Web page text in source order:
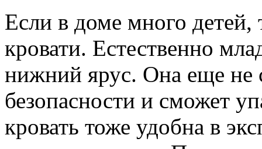
Если в доме много
кровати. Естественно
нижний ярус. Она еще не
безопасности и сможет
кровать тоже удобна в